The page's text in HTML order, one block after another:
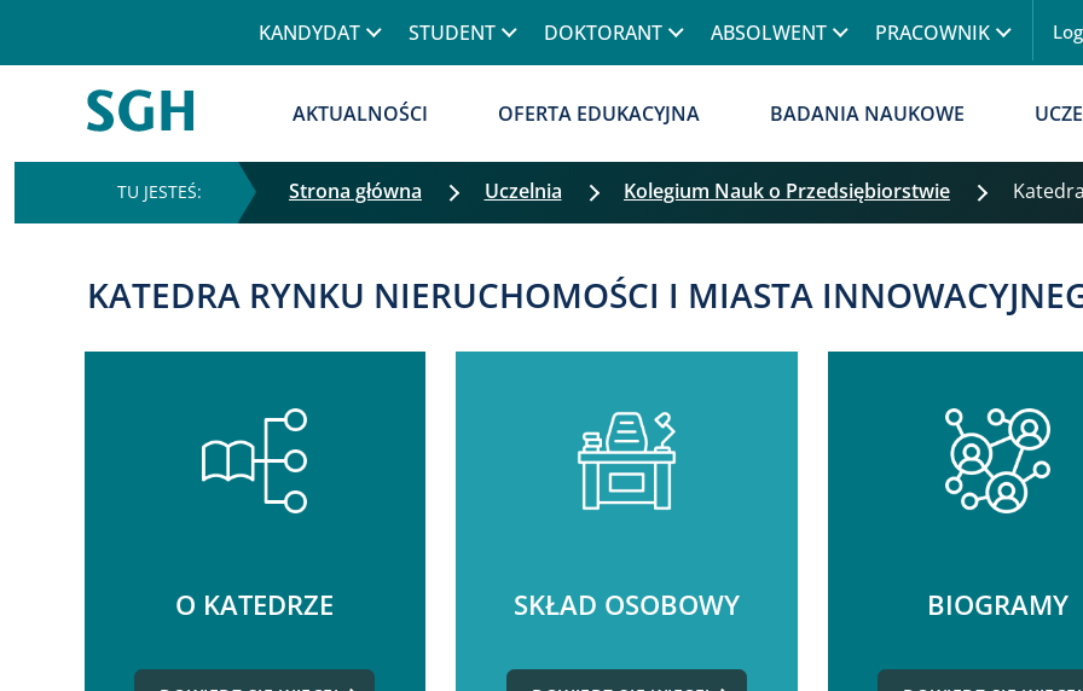
KANDYDAT STUDENT DOKTORANT ABSOLWENT PRACOWNIK
AKTUALNOŚCI OFERTA EDUKACYJNA BADANIA NAUKOWE
Strona główna Uczelnia Kolegium Nauk o Przedsiębiorstwie
KATEDRA RYNKU NIERUCHOMOŚCI I MIASTA
O KATEDRZE SKŁAD OSOBOWY BIOGRAMY